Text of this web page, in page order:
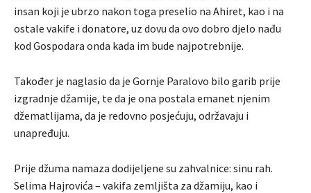
insan koji je ubrzo nakon toga preselio na Ahiret, kao i na
ostale vakife i donatore, uz dovu da ovo dobro djelo nađu
kod Gospodara onda kada im bude najpotrebnije.
Također je naglasio da je Gornje Paralovo bilo garib prije
izgradnje džamije, te da je ona postala emanet njenim
džematlijama, da je redovno posjećuju, održavaju i
unapređuju.
Prije džuma namaza dodijeljene su zahvalnice: sinu rah.
Selima Hajrovića – vakifa zemljišta za džamiju, kao i